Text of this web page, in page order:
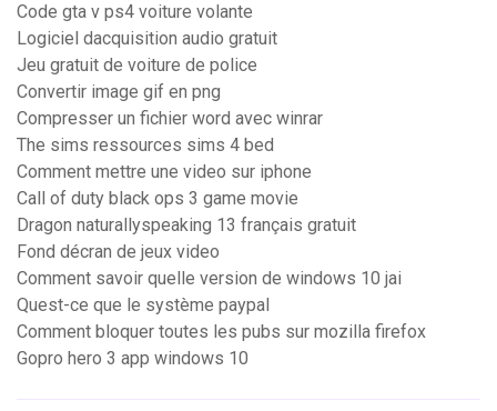
Code gta v ps4 voiture volante
Logiciel dacquisition audio gratuit
Jeu gratuit de voiture de police
Convertir image gif en png
Compresser un fichier word avec winrar
The sims ressources sims 4 bed
Comment mettre une video sur iphone
Call of duty black ops 3 game movie
Dragon naturallyspeaking 13 français gratuit
Fond décran de jeux video
Comment savoir quelle version de windows 10 jai
Quest-ce que le système paypal
Comment bloquer toutes les pubs sur mozilla firefox
Gopro hero 3 app windows 10